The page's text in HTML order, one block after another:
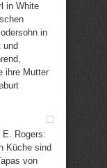
in White
in
und
ihre Mutter
E. Rogers:
Küche sind
von